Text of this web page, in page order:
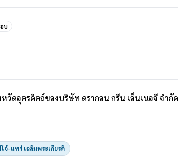
บ
ดอุตรดิตถ์ของบริษัท ดรากอน กรีน เอ็นเนอจี จำกัด
จ้-แพร่ เฉลิมพระเกียรติ